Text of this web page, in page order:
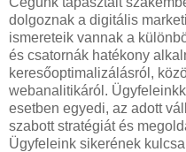
dolgoznak a digitális
ismereteik vannak a
és csatornák hatékony
keresőoptimalizálásról,
webanalitikáról.
esetben egyedi, az adott
szabott stratégiát és
Ügyfeleink sikerének